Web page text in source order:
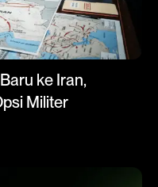
ke Iran,
Militer